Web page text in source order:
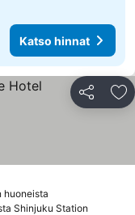
Katso hinnat
Jaa
huoneista
hinnat
Shinjuku Station